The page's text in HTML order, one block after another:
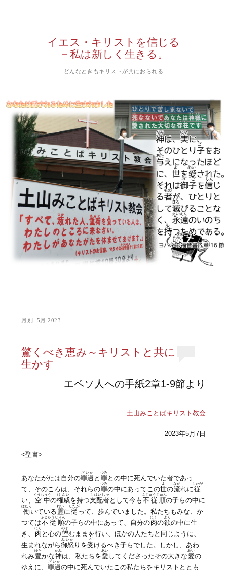
イエス・キリストを信じる
－私は新しく生きる。
どんなときもキリストが共におられる
月別: 5月 2023
驚くべき恵み～キリストと共に
生かす
エペソ人への手紙2章1-9節より
土山みことばキリスト教会
2023年5月7日
<聖書>
あなたがたは自分の罪過
ざいか
と 罪
つみ
との中に死んでいた者であっ
て、そのころは、それらの罪
つみ
の中にあってこの世
よ
の流
なが
れに従
したが
い、 空中
くうちゅう
の権威
けんい
を持つ支配者
しはいしゃ
として今も 不従順
ふじゅうじゅん
の子らの中に
働
はたら
いている 霊
れい
に従
したが
って、歩んでいました。私たちもみな、か
つては不従順
ふじゅうじゅん
の子らの中にあって、自分の肉
にく
の欲
よく
の中に生
き、
肉
にく
と心の望
のぞ
むままを行い、ほかの人たちと同じように、
生まれながら御怒
みいか
りを受
う
けるべき子らでした。しかし、あわ
れみ豊
ゆた
かな神
かみ
は、私たちを愛
あい
してくださったその大きな愛
あい
の
ゆえに、罪過
ざいか
の中に死んでいたこの私たちをキリストととも